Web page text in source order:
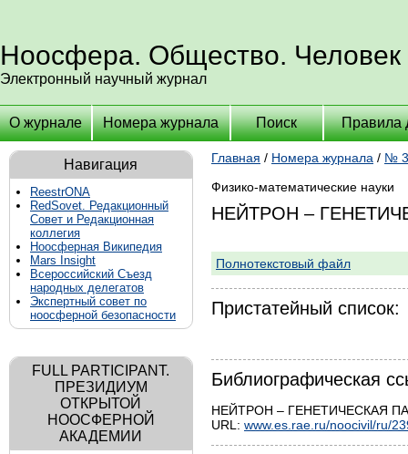
Ноосфера. Общество. Человек
Электронный научный журнал
О журнале Номера журнала Поиск Правила
Навигация
ReestrONA
RedSovet. Редакционный
Совет и Редакционная
коллегия
Ноосферная Википедия
Mars Insight
Всероссийский Съезд
народных делегатов
Экспертный совет по
ноосферной безопасности
FULL PARTICIPANT.
ПРЕЗИДИУМ
ОТКРЫТОЙ
НООСФЕРНОЙ
АКАДЕМИИ
Главная / Номера журнала / №
Физико-математические науки
НЕЙТРОН –
Полнотекстовый файл
Пристатейный список:
Библиографическая
НЕЙТРОН – ГЕНЕТИЧЕСКАЯ
URL: www.es.rae.ru/noocivil/ru/